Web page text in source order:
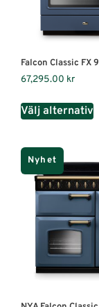
Falcon Classic FX
67,295.00 kr
Välj alternativ
Nyhet